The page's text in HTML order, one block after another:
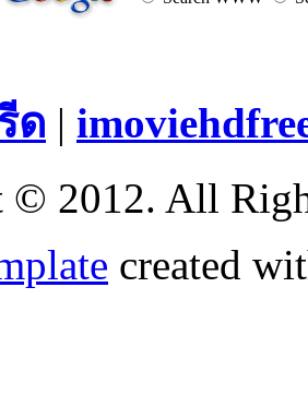
ด |
2012. All
created